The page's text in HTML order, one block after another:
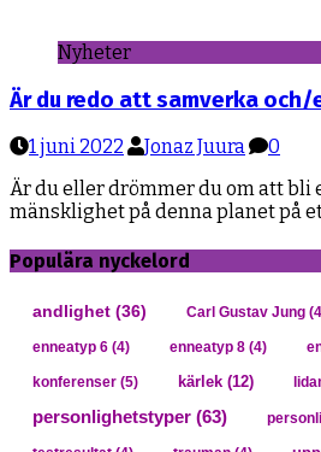
Nyheter
Är du redo att samverka
1 juni 2022 Jonaz Juura
0
Är du eller drömmer du om att bli
mänsklighet på denna planet på
Populära nyckelord
andlighet (36) Carl Gustav Jung
enneatyp 6 (4) enneatyp 8 (4)
konferenser (5) kärlek (12)
personlighetstyper (63)